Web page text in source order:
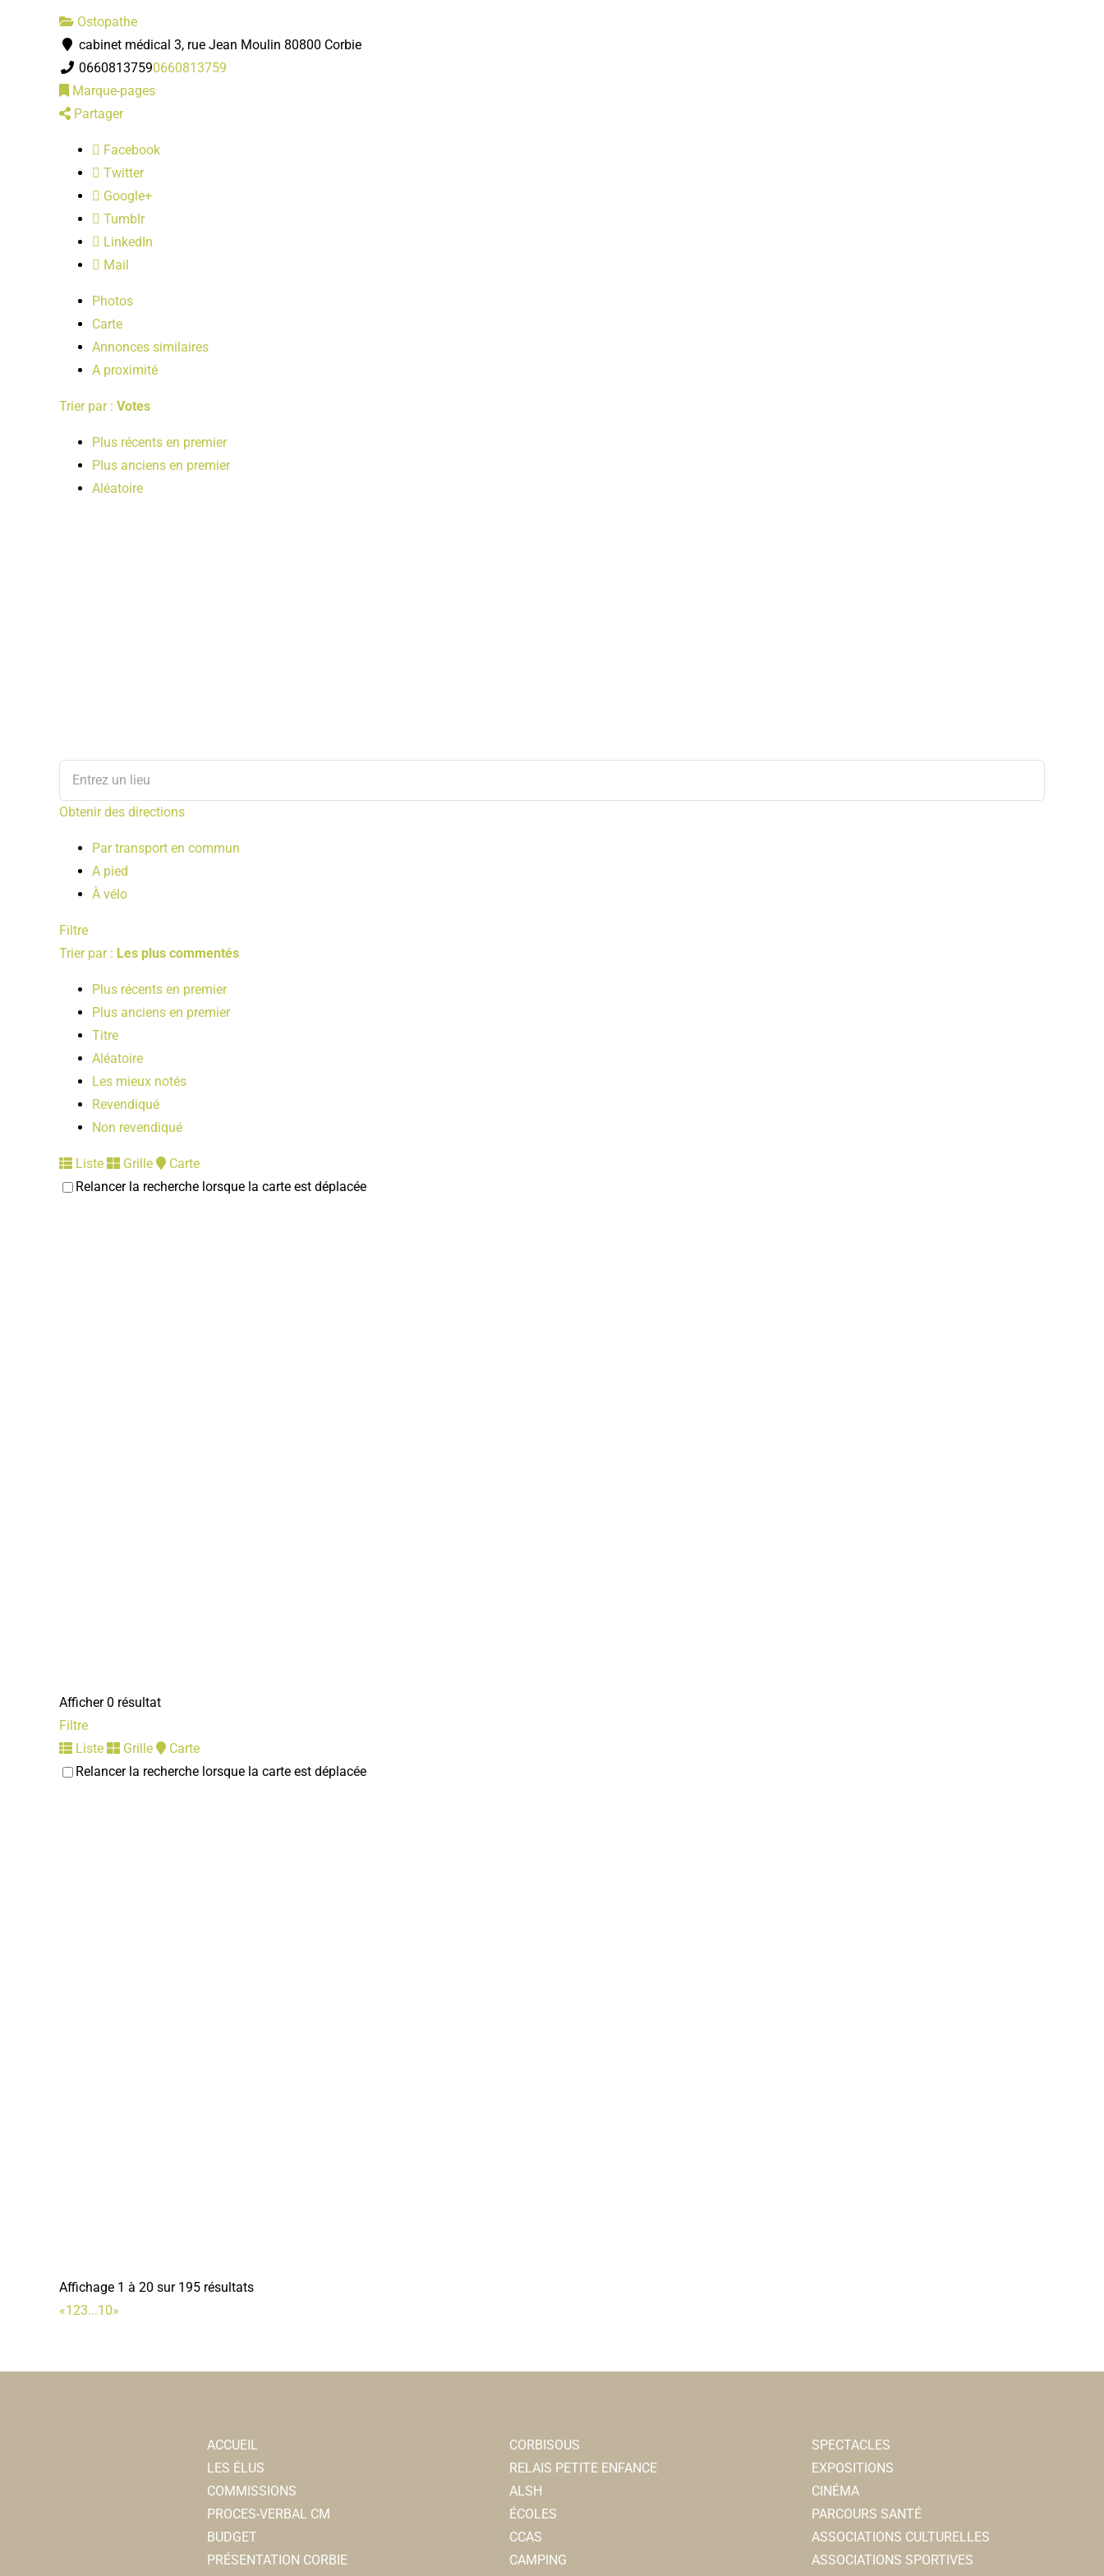
Ostopathe
cabinet médical 3, rue Jean Moulin 80800 Corbie
06608137590660813759
Marque-pages
Partager
Facebook
Twitter
Google+
Tumblr
LinkedIn
Mail
Photos
Carte
Annonces similaires
A proximité
Trier par : Votes
Plus récents en premier
Plus anciens en premier
Aléatoire
Obtenir des directions
Par transport en commun
A pied
À vélo
Filtre
Trier par : Les plus commentés
Plus récents en premier
Plus anciens en premier
Titre
Aléatoire
Les mieux notés
Revendiqué
Non revendiqué
Liste Grille
Carte
Relancer la recherche lorsque la carte est déplacée
Afficher 0 résultat
Filtre
Liste
Grille
Carte
Relancer la recherche lorsque la carte est déplacée
Affichage 1 à 20 sur 195 résultats
«123...10»
ACCUEIL
LES ÉLUS
COMMISSIONS
PROCES-VERBAL CM
BUDGET
PRÉSENTATION CORBIE
CORBISOUS
RELAIS PETITE ENFANCE
ALSH
ÉCOLES
CCAS
CAMPING
SPECTACLES
EXPOSITIONS
CINÉMA
PARCOURS SANTÉ
ASSOCIATIONS CULTURELLES
ASSOCIATIONS SPORTIVES